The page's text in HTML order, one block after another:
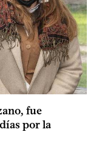
fue
por la